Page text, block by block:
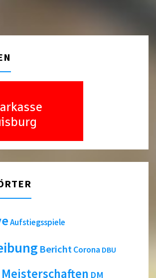
Aufstiegsspiele
BerichtCorona DBU
DM